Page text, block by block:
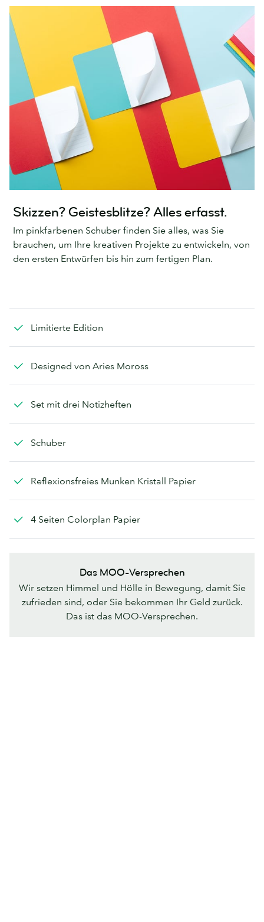
Skizzen? Geistesblitze? Alles erfasst.
Im pinkfarbenen Schuber finden Sie alles, was Sie
brauchen, um Ihre kreativen Projekte zu entwickeln, von
den ersten Entwürfen bis hin zum fertigen Plan.
Limitierte Edition
Designed von Aries Moross
Set mit drei Notizheften
Schuber
Reflexionsfreies Munken Kristall Papier
4 Seiten Colorplan Papier
Das MOO-Versprechen
Wir setzen Himmel und Hölle in Bewegung, damit Sie
zufrieden sind, oder Sie bekommen Ihr Geld zurück.
Das ist das MOO-Versprechen.